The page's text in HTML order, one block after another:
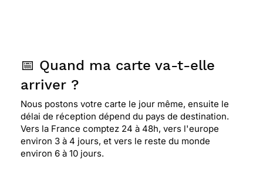
📅 Quand ma carte va-t-elle
arriver ?
Nous postons votre carte le jour même, ensuite le
délai de réception dépend du pays de destination.
Vers la France comptez 24 à 48h, vers l'europe
environ 3 à 4 jours, et vers le reste du monde
environ 6 à 10 jours.